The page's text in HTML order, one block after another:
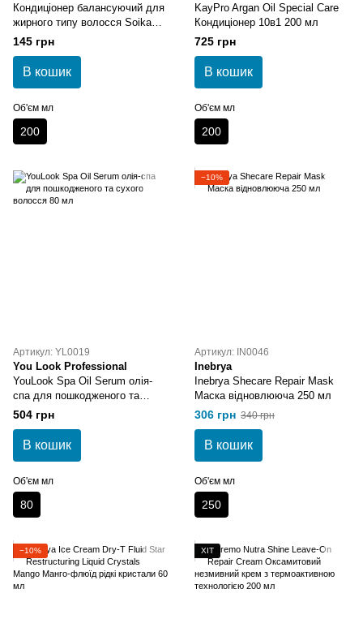
Кондиціонер балансуючий для
жирного типу волосся Soika
Hair Conditioner 200 мл
145 грн
В кошик
Об'єм мл
200
KayPro Argan Oil Special Care
Кондиціонер 10в1 200 мл
725 грн
В кошик
Об'єм мл
200
Артикул: YL0019
You Look Professional
YouLook Spa Oil Serum олія-​
спа для пошкодженого та
сухого волосся 80 мл
504 грн
В кошик
Об'єм мл
80
−10%
Артикул: IN0046
Inebrya
Inebrya Sheсare Repair Mask
Маска відновлююча 250 мл
306 грн 340 грн
В кошик
Об'єм мл
250
−10% ХІТ